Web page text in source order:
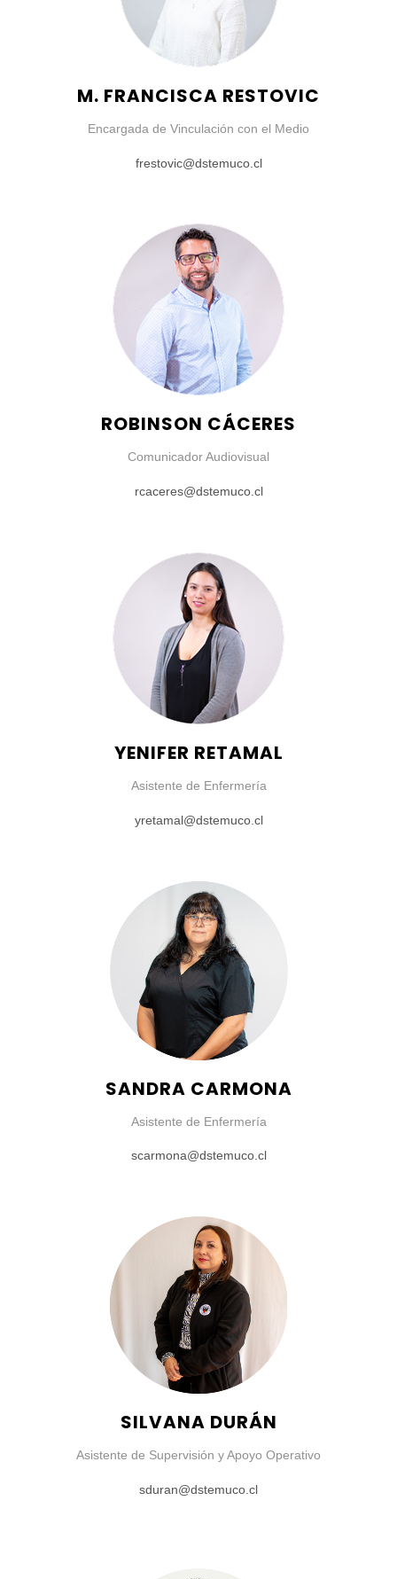
M. FRANCISCA RESTOVIC
Encargada de Vinculación con el Medio
frestovic@dstemuco.cl
ROBINSON CÁCERES
Comunicador Audiovisual
rcaceres@dstemuco.cl
YENIFER RETAMAL
Asistente de Enfermería
yretamal@dstemuco.cl
SANDRA CARMONA
Asistente de Enfermería
scarmona@dstemuco.cl
SILVANA DURÁN
Asistente de Supervisión y Apoyo Operativo
sduran@dstemuco.cl